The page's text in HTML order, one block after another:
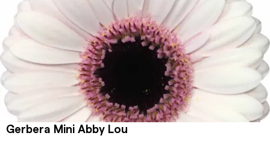
Gerbera Mini Abby Lou